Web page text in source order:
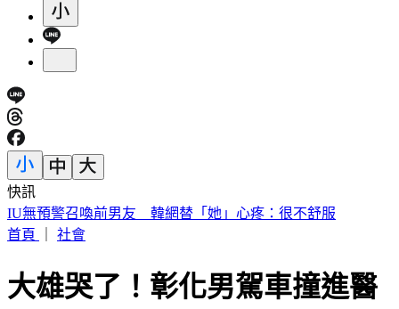
快訊
快訊／財神爺不在家 威力彩頭獎、二獎雙槓龜
首頁
社會
大雄哭了！彰化男駕車撞進醫